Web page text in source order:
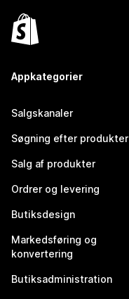
Appkategorier
Salgskanaler
Søgning efter produkter
Salg af produkter
Ordrer og levering
Butiksdesign
Markedsføring og
konvertering
Butiksadministration